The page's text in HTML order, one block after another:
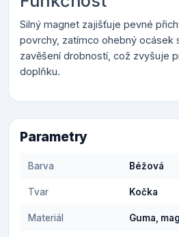
Silný magnet zajišťuje pevné
povrchy, zatímco ohebný ocásek
zavěšení drobností, což zvyšuje
doplňku.
Parametry
Barva Béžová
Tvar Kočka
Materiál Guma,